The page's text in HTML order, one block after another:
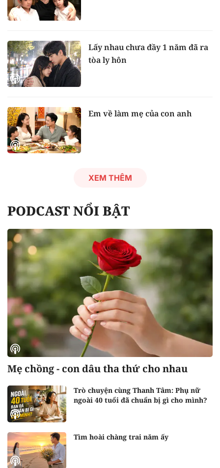
Lấy nhau chưa đầy 1 năm đã ra
tòa ly hôn
Em về làm mẹ của con anh
XEM THÊM
PODCAST NỔI BẬT
Mẹ chồng - con dâu tha thứ cho nhau
Trò chuyện cùng Thanh Tâm: Phụ nữ
ngoài 40 tuổi đã chuẩn bị gì cho mình?
Tìm hoài chàng trai năm ấy